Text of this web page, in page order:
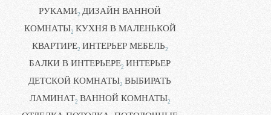
РУКАМИ2 ДИЗАЙН ВАННОЙ
КОМНАТЫ2 КУХНЯ В МАЛЕНЬКОЙ
КВАРТИРЕ2 ИНТЕРЬЕР МЕБЕЛЬ2
БАЛКИ В ИНТЕРЬЕРЕ2 ИНТЕРЬЕР
ДЕТСКОЙ КОМНАТЫ2 ВЫБИРАТЬ
ЛАМИНАТ2 ВАННОЙ КОМНАТЫ2